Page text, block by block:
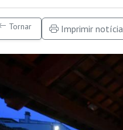
Tornar Imprimir notícia